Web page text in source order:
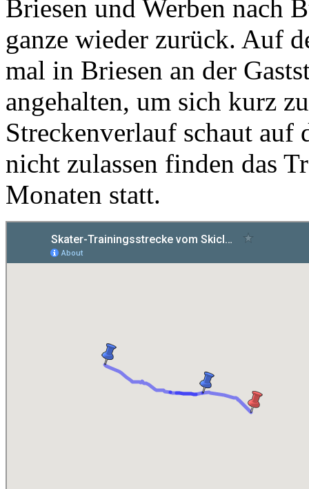
Briesen und Werben nach
ganze wieder zurück. Auf
mal in Briesen an der
angehalten, um sich kurz
Streckenverlauf schaut auf
nicht zulassen finden das
Monaten statt.